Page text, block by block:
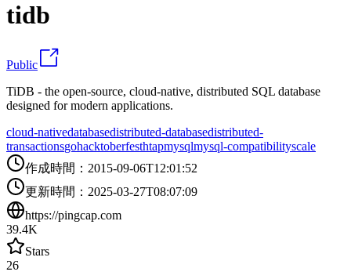
tidb
Public
TiDB - the open-source, cloud-native, distributed SQL database
designed for modern applications.
cloud-nativedatabasedistributed-databasedistributed-
transactionsgohacktoberfesthtapmysqlmysql-compatibilityscale
作成時間 ： 2015-09-06T12:01:52
更新時間 ： 2025-03-27T08:07:09
https://pingcap.com
39.4K
Stars
26